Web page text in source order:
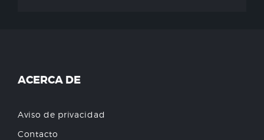
ACERCA DE
Aviso de privacidad
Contacto